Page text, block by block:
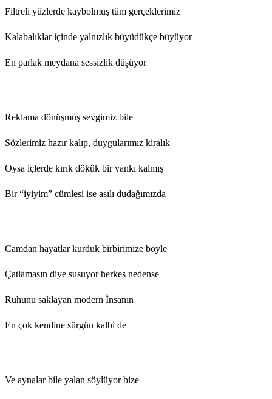
Filtreli yüzlerde kaybolmuş tüm gerçeklerimiz
Kalabalıklar içinde yalnızlık büyüdükçe büyüyor
En parlak meydana sessizlik düşüyor
Reklama dönüşmüş sevgimiz bile
Sözlerimiz hazır kalıp, duygularımız kiralık
Oysa içlerde kırık dökük bir yankı kalmış
Bir “iyiyim” cümlesi ise asılı dudağımızda
Camdan hayatlar kurduk birbirimize böyle
Çatlamasın diye susuyor herkes nedense
Ruhunu saklayan modern Ìnsanın
En çok kendine sürgün kalbi de
Ve aynalar bile yalan söylüyor bize